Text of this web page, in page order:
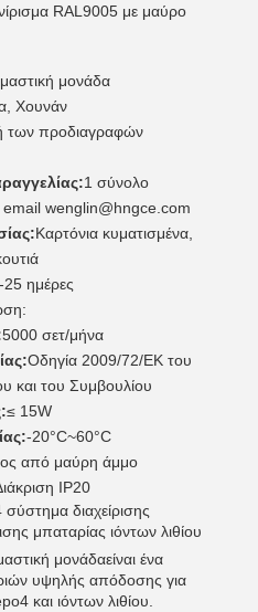
RAL9005 με μαύρο
μονάδα
Χουνάν
των προδιαγραφών
1 σύνολο
email wenglin@hngce.com
Καρτόνια κυματισμένα,
25 ημέρες
5000 σετ/μήνα
Οδηγία 2009/72/ΕΚ του
και του Συμβουλίου
≤ 15W
-20°C~60°C
από μαύρη άμμο
IP20
διαχείρισης
μπαταρίας ιόντων λιθίου
μονάδαείναι ένα
υψηλής απόδοσης για
και ιόντων λιθίου.